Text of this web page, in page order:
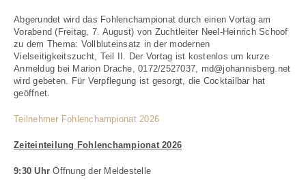
Abgerundet wird das Fohlenchampionat durch einen Vortag am
Vorabend (Freitag, 7. August) von Zuchtleiter Neel-Heinrich Schoof
zu dem Thema: Vollbluteinsatz in der modernen
Vielseitigkeitszucht, Teil II. Der Vortag ist kostenlos um kurze
Anmeldug bei Marion Drache, 0172/2527037, md@johannisberg.net
wird gebeten. Für Verpflegung ist gesorgt, die Cocktailbar hat
geöffnet.
Teilnehmer Fohlenchampionat 2026
Zeiteinteilung Fohlenchampionat 2026
9:30 Uhr Öffnung der Meldestelle